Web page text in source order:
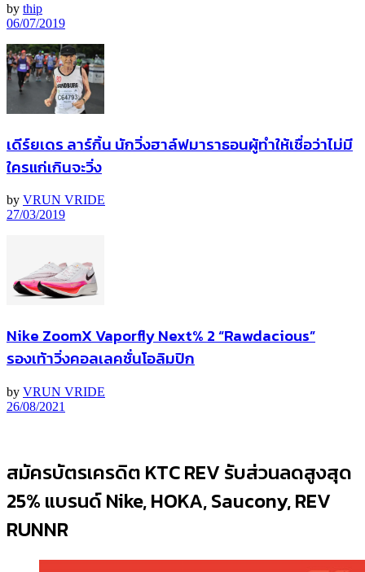
by thip
06/07/2019
เดีร์ยเดร ลาร์กิ้น นักวิ่งฮาล์ฟมาราธอนผู้ทำให้เชื่อว่าไม่มี
ใครแก่เกินจะวิ่ง
by VRUN VRIDE
27/03/2019
Nike ZoomX Vaporfly Next% 2 “Rawdacious”
รองเท้าวิ่งคอลเลคชั่นโอลิมปิก
by VRUN VRIDE
26/08/2021
สมัครบัตรเครดิต KTC REV รับส่วนลดสูงสุด
25% แบรนด์ Nike, HOKA, Saucony, REV
RUNNR